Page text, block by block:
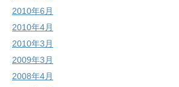
2010年6月
2010年4月
2010年3月
2009年3月
2008年4月